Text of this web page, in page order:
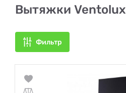
Вытяжки Ventolux
Фильтр